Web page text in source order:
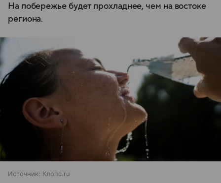
На побережье будет прохладнее, чем на востоке
региона.
Источник: Клопс.ru